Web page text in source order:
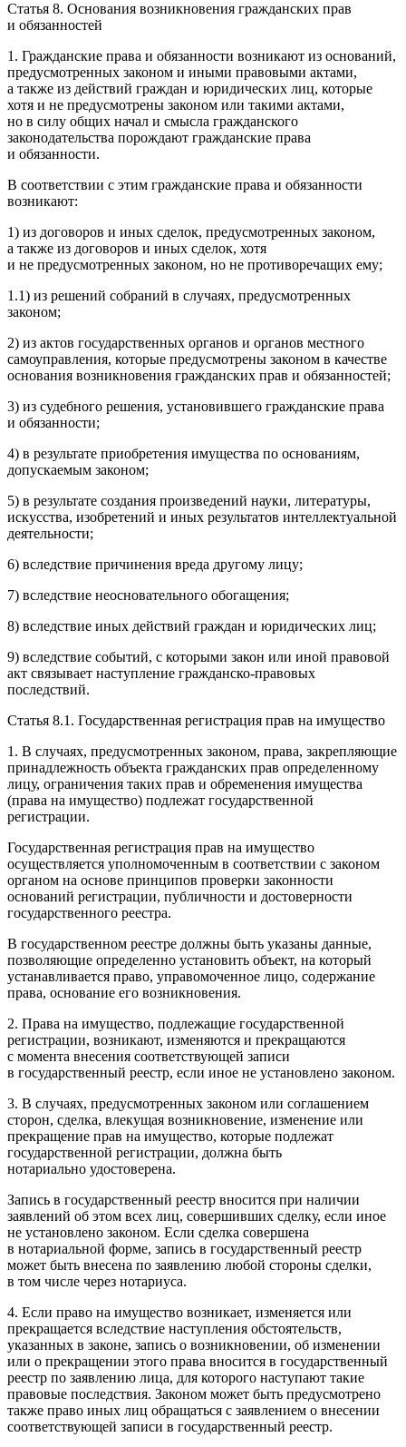
Статья 8. Основания возникновения гражданских прав
и обязанностей
1. Гражданские права и обязанности возникают из оснований,
предусмотренных законом и иными правовыми актами,
а также из действий граждан и юридических лиц, которые
хотя и не предусмотрены законом или такими актами,
но в силу общих начал и смысла гражданского
законодательства порождают гражданские права
и обязанности.
В соответствии с этим гражданские права и обязанности
возникают:
1) из договоров и иных сделок, предусмотренных законом,
а также из договоров и иных сделок, хотя
и не предусмотренных законом, но не противоречащих ему;
1.1) из решений собраний в случаях, предусмотренных
законом;
2) из актов государственных органов и органов местного
самоуправления, которые предусмотрены законом в качестве
основания возникновения гражданских прав и обязанностей;
3) из судебного решения, установившего гражданские права
и обязанности;
4) в результате приобретения имущества по основаниям,
допускаемым законом;
5) в результате создания произведений науки, литературы,
искусства, изобретений и иных результатов интеллектуальной
деятельности;
6) вследствие причинения вреда другому лицу;
7) вследствие неосновательного обогащения;
8) вследствие иных действий граждан и юридических лиц;
9) вследствие событий, с которыми закон или иной правовой
акт связывает наступление гражданско-правовых
последствий.
Статья 8.1. Государственная регистрация прав на имущество
1. В случаях, предусмотренных законом, права, закрепляющие
принадлежность объекта гражданских прав определенному
лицу, ограничения таких прав и обременения имущества
(права на имущество) подлежат государственной
регистрации.
Государственная регистрация прав на имущество
осуществляется уполномоченным в соответствии с законом
органом на основе принципов проверки законности
оснований регистрации, публичности и достоверности
государственного реестра.
В государственном реестре должны быть указаны данные,
позволяющие определенно установить объект, на который
устанавливается право, управомоченное лицо, содержание
права, основание его возникновения.
2. Права на имущество, подлежащие государственной
регистрации, возникают, изменяются и прекращаются
с момента внесения соответствующей записи
в государственный реестр, если иное не установлено законом.
3. В случаях, предусмотренных законом или соглашением
сторон, сделка, влекущая возникновение, изменение или
прекращение прав на имущество, которые подлежат
государственной регистрации, должна быть
нотариально удостоверена.
Запись в государственный реестр вносится при наличии
заявлений об этом всех лиц, совершивших сделку, если иное
не установлено законом. Если сделка совершена
в нотариальной форме, запись в государственный реестр
может быть внесена по заявлению любой стороны сделки,
в том числе через нотариуса.
4. Если право на имущество возникает, изменяется или
прекращается вследствие наступления обстоятельств,
указанных в законе, запись о возникновении, об изменении
или о прекращении этого права вносится в государственный
реестр по заявлению лица, для которого наступают такие
правовые последствия. Законом может быть предусмотрено
также право иных лиц обращаться с заявлением о внесении
соответствующей записи в государственный реестр.